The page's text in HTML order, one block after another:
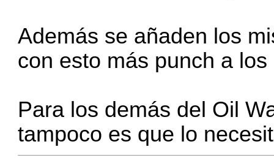
Además se añaden los
con esto más punch a
Para los demás del Oil
tampoco es que lo